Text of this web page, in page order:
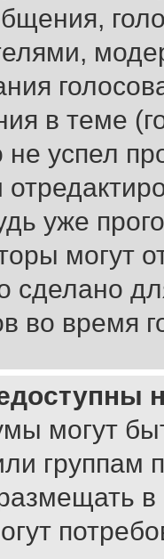
в теме
успел
уже
могут
сделано
во время
могут
группам